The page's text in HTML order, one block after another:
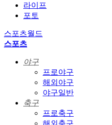
라이프
포토
스포츠월드
스포츠
야구
프로야구
해외야구
야구일반
축구
프로축구
해외축구